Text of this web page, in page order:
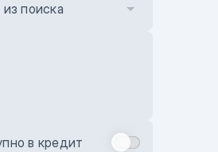
поиска
в кредит